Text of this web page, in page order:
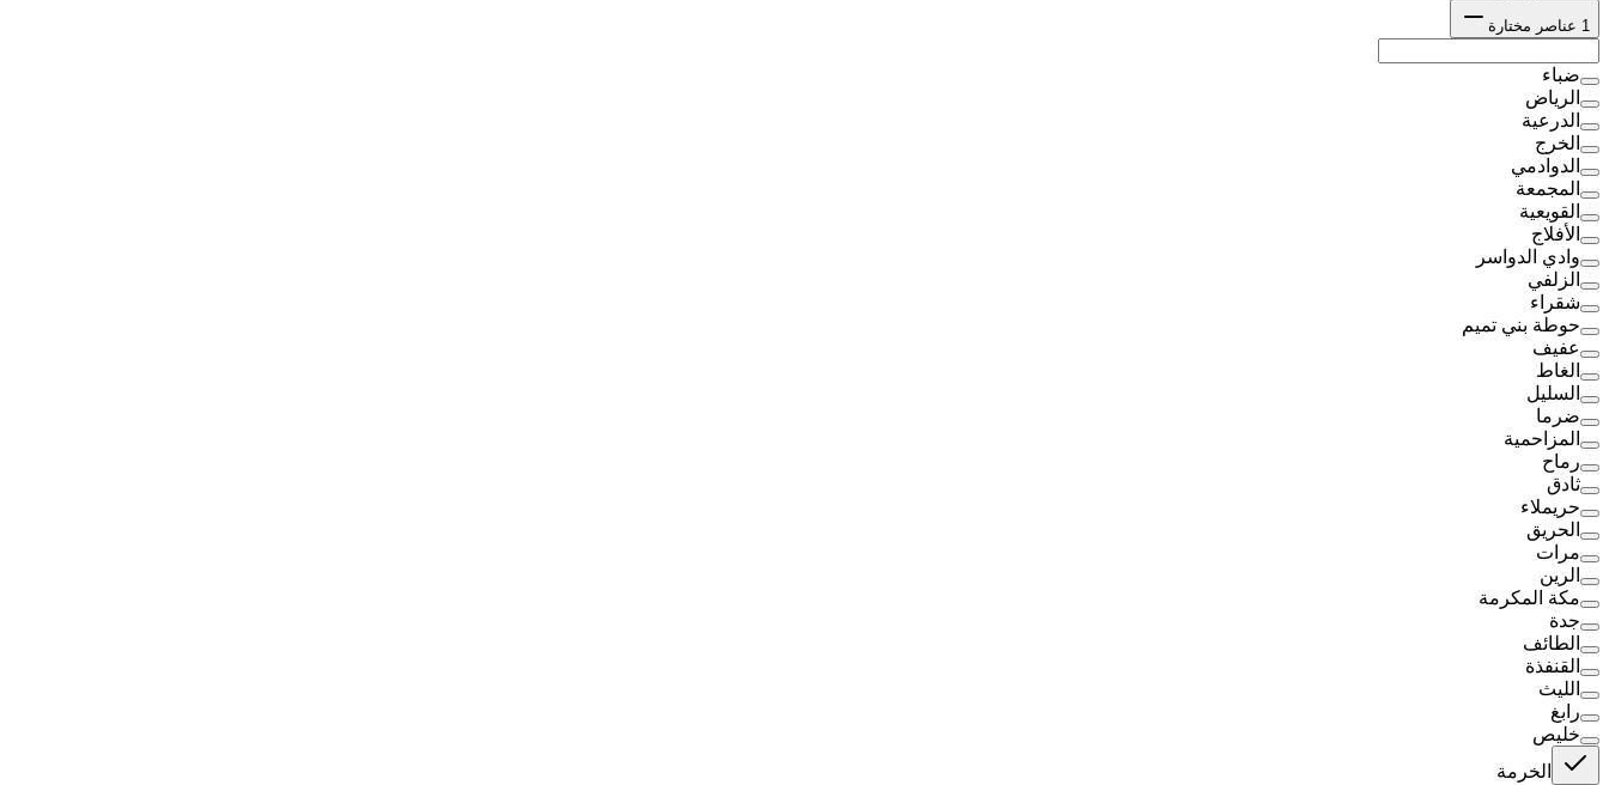
1 عناصر مختارة
ضباء
الرياض
الدرعية
الخرج
الدوادمي
المجمعة
القويعية
الأفلاج
وادي الدواسر
الزلفي
شقراء
حوطة بني تميم
عفيف
الغاط
السليل
ضرما
المزاحمية
رماح
ثادق
حريملاء
الحريق
مرات
الرين
مكة المكرمة
جدة
الطائف
القنفذة
الليث
رابغ
خليص
الخرمة